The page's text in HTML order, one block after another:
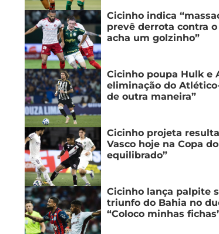
Cicinho indica
prevê derrota contra
acha um golzinho”
Cicinho poupa Hulk e
eliminação do
de outra maneira”
Cicinho projeta
Vasco hoje na Copa
equilibrado”
Cicinho lança palpite
triunfo do Bahia no
“Coloco minhas